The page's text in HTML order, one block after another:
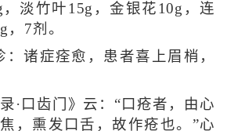
淡竹叶15g，金银花10g，连
7剂。
：诸症痊愈，患者喜上眉梢，
录·口齿门》云：“口疮者，由心
，熏发口舌，故作疮也。”心